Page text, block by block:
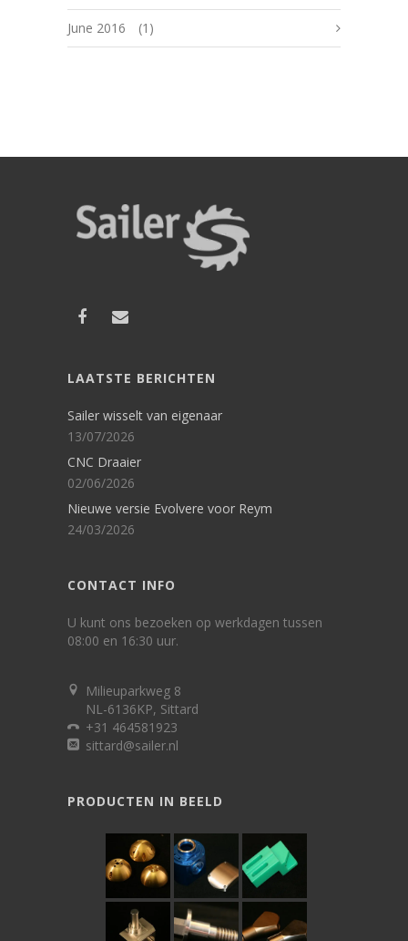
June 2016 (1)
LAATSTE BERICHTEN
Sailer wisselt van eigenaar
13/07/2026
CNC Draaier
02/06/2026
Nieuwe versie Evolvere voor Reym
24/03/2026
CONTACT INFO
U kunt ons bezoeken op werkdagen tussen
08:00 en 16:30 uur.
Milieuparkweg 8
NL-6136KP, Sittard
+31 464581923
sittard@sailer.nl
PRODUCTEN IN BEELD